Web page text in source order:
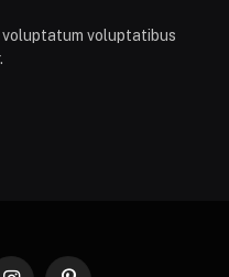
voluptatum voluptatibus